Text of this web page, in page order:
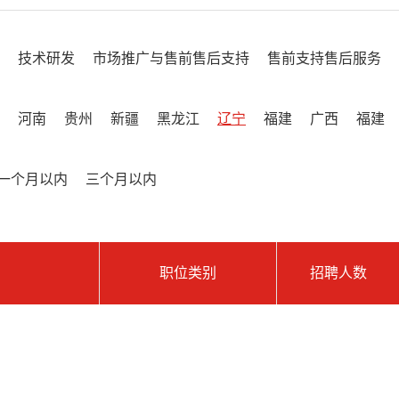
技术研发 市场推广与售前售后支持 售前支持售后服务
河南 贵州 新疆 黑龙江 辽宁 福建 广西 福建
个月以内 三个月以内
职位类别 招聘人数